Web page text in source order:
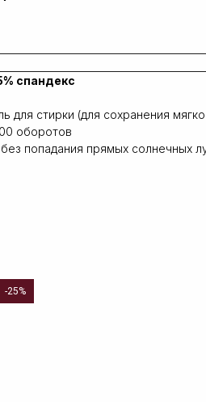
спандекс
для стирки (для сохранения
оборотов
попадания прямых солнечных
-25%